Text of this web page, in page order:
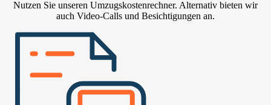
Nutzen Sie unseren Umzugskostenrechner. Alternativ bieten wir
auch Video-Calls und Besichtigungen an.